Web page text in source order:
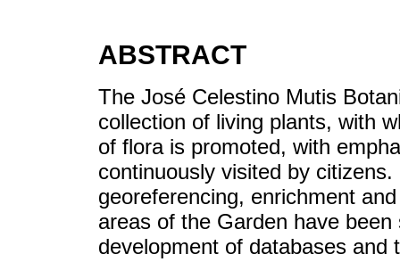
ABSTRACT
The José Celestino Mutis
collection of living plants, with
of flora is promoted, with
continuously visited by
georeferencing, enrichment
areas of the Garden have
development of databases and